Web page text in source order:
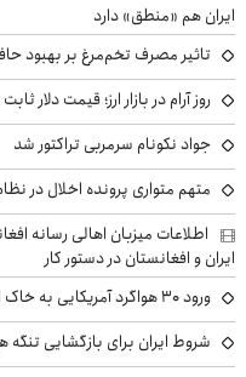
ایران هم «منطق» دارد
تاثیر مصرف تخم‌مرغ بر بهبود
روز آرام در بازار ارز؛ قیمت دلار
جواد نکونام سرمربی تراکتور شد
متهم متواری پرونده اخلال در
اطلاعات میزبان اهالی رسانه
ایران و افغانستان در دستور کار
ورود ۳۰ هواگرد آمریکایی به خاک ایران قبل از حمله به بیت رهبری؟
شروط ایران برای بازگشایی تنگه